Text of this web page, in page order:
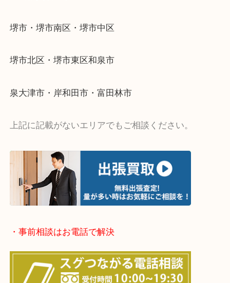
・出張買取エリア
堺市・堺市南区・堺市中区
堺市北区・堺市東区和泉市
泉大津市・岸和田市・富田林市